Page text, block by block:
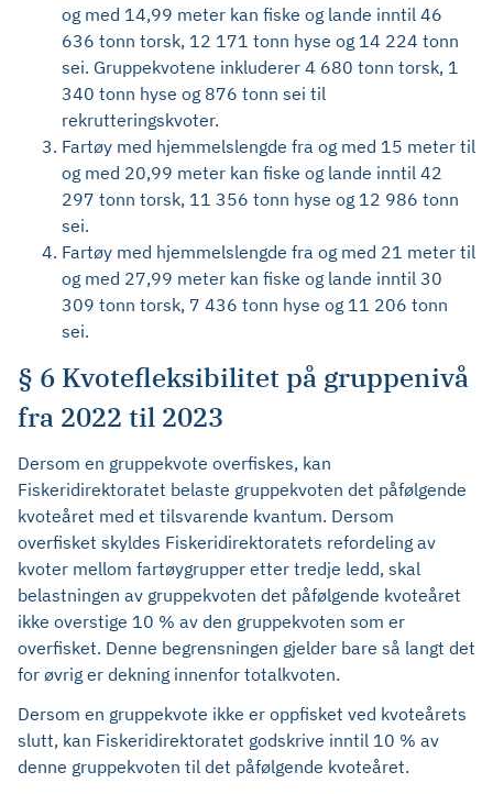
og med 14,99 meter kan fiske og lande inntil 46
636 tonn torsk, 12 171 tonn hyse og 14 224 tonn
sei. Gruppekvotene inkluderer 4 680 tonn torsk, 1
340 tonn hyse og 876 tonn sei til
rekrutteringskvoter.
Fartøy med hjemmelslengde fra og med 15 meter til
og med 20,99 meter kan fiske og lande inntil 42
297 tonn torsk, 11 356 tonn hyse og 12 986 tonn
sei.
Fartøy med hjemmelslengde fra og med 21 meter til
og med 27,99 meter kan fiske og lande inntil 30
309 tonn torsk, 7 436 tonn hyse og 11 206 tonn
sei.
§ 6 Kvotefleksibilitet på gruppenivå
fra 2022 til 2023
Dersom en gruppekvote overfiskes, kan
Fiskeridirektoratet belaste gruppekvoten det påfølgende
kvoteåret med et tilsvarende kvantum. Dersom
overfisket skyldes Fiskeridirektoratets refordeling av
kvoter mellom fartøygrupper etter tredje ledd, skal
belastningen av gruppekvoten det påfølgende kvoteåret
ikke overstige 10 % av den gruppekvoten som er
overfisket. Denne begrensningen gjelder bare så langt det
for øvrig er dekning innenfor totalkvoten.
Dersom en gruppekvote ikke er oppfisket ved kvoteårets
slutt, kan Fiskeridirektoratet godskrive inntil 10 % av
denne gruppekvoten til det påfølgende kvoteåret.